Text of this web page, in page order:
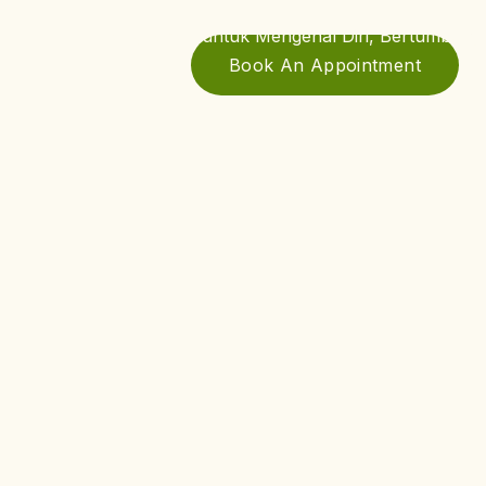
Ruang Aman untuk Mengenal Diri, Bertumbuh,
Book An Appointment